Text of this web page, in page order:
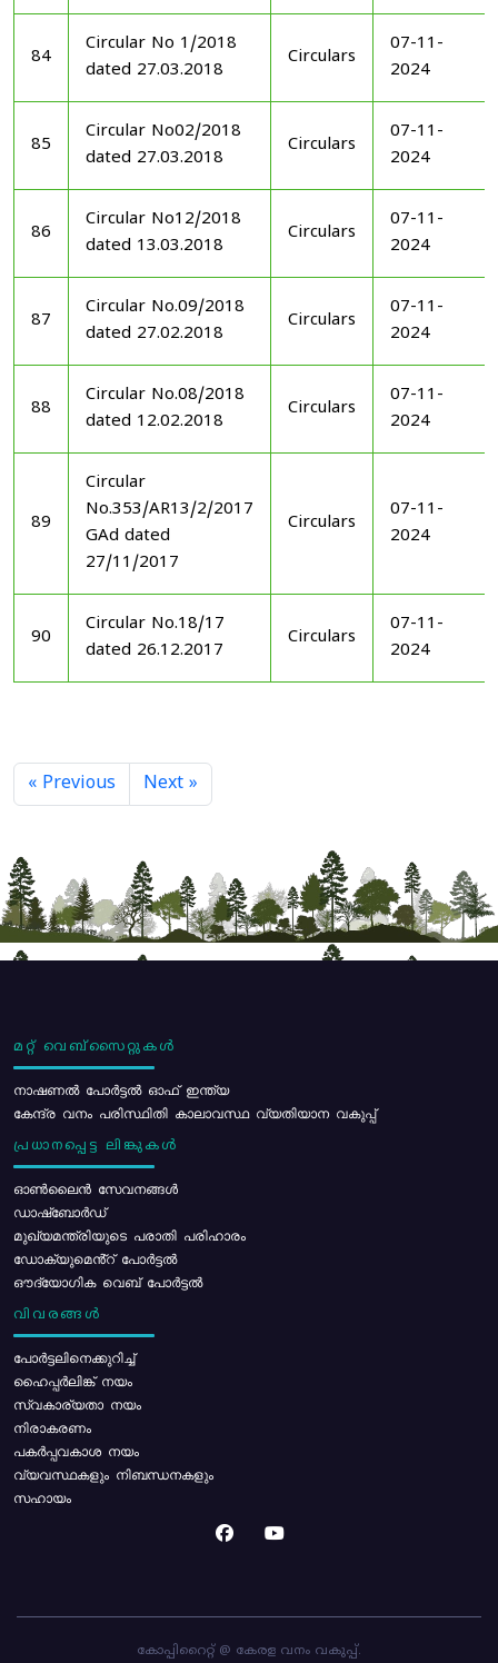
84
Circular No 1/2018
dated 27.03.2018
Circulars
07-11-
2024
85
Circular No02/2018
dated 27.03.2018
Circulars
07-11-
2024
86
Circular No12/2018
dated 13.03.2018
Circulars
07-11-
2024
87
Circular No.09/2018
dated 27.02.2018
Circulars
07-11-
2024
88
Circular No.08/2018
dated 12.02.2018
Circulars
07-11-
2024
89
Circular
No.353/AR13/2/2017
GAd dated
27/11/2017
Circulars
07-11-
2024
90
Circular No.18/17
dated 26.12.2017
Circulars
07-11-
2024
« Previous Next »
മറ്റ് വെബ്സൈറ്റുകൾ
നാഷണൽ പോർട്ടൽ ഓഫ് ഇന്ത്യ
കേന്ദ്ര വനം പരിസ്ഥിതി കാലാവസ്ഥ വ്യതിയാന വകുപ്പ്
പ്രധാനപ്പെട്ട ലിങ്കുകൾ
ഓൺലൈൻ സേവനങ്ങൾ
ഡാഷ്ബോർഡ്
മുഖ്യമന്ത്രിയുടെ പരാതി പരിഹാരം
ഡോക്യുമെൻ്റ് പോർട്ടൽ
ഔദ്യോഗിക വെബ് പോർട്ടൽ
വിവരങ്ങൾ
പോര്‍ട്ടലിനെക്കുറിച്ച്
ഹൈപ്പർലിങ്ക് നയം
സ്വകാര്യതാ നയം
നിരാകരണം
പകർപ്പവകാശ നയം
വ്യവസ്ഥകളും നിബന്ധനകളും
സഹായം
കോപ്പിറൈറ്റ് @ കേരള വനം വകുപ്പ്.